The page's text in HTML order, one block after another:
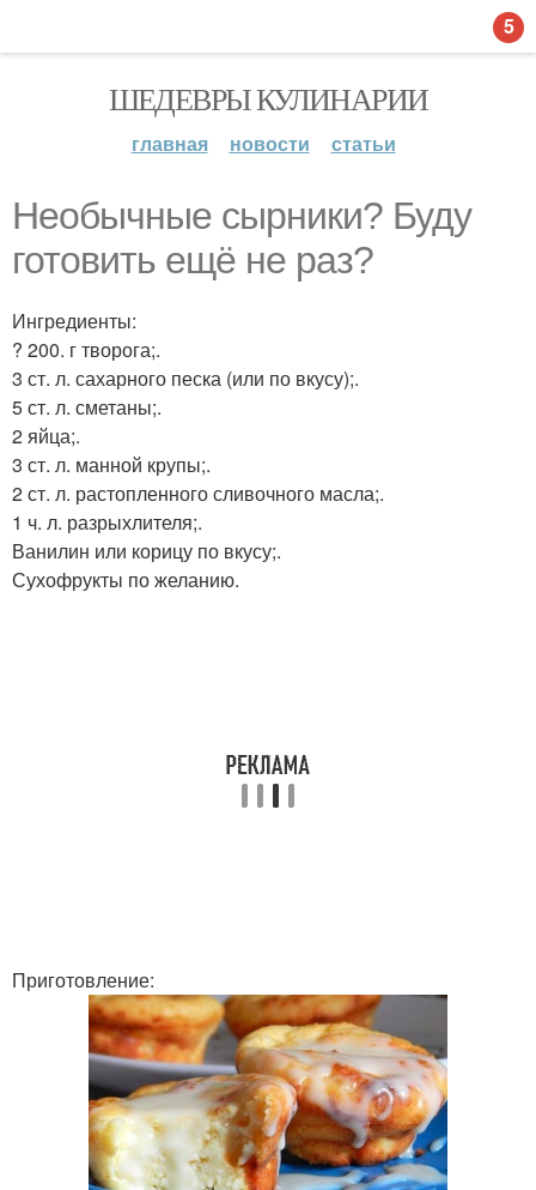
ШЕДЕВРЫ КУЛИНАРИИ
главная новости статьи
Необычные сырники? Буду
готовить ещё не раз?
Ингредиенты:
? 200. г творога;.
3 ст. л. сахарного песка (или по вкусу);.
5 ст. л. сметаны;.
2 яйца;.
3 ст. л. манной крупы;.
2 ст. л. растопленного сливочного масла;.
1 ч. л. разрыхлителя;.
Ванилин или корицу по вкусу;.
Сухофрукты по желанию.
Приготовление:
5